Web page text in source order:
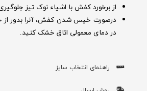
از برخورد کفش با اشیاء نوک تیز
درصورت خیس شدن کفش‌، آنرا بدور از
در دمای معمولی اتاق خشک کنید.
راهنمای انتخاب سایز